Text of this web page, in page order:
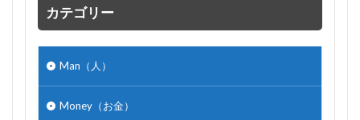
カテゴリー
Man（人）
Money（お金）